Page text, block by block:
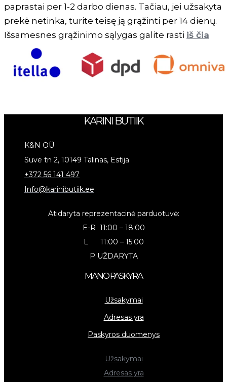
paprastai per 1-2 darbo dienas. Tačiau, jei užsakyta
prekė netinka, turite teisę ją grąžinti per 14 dienų.
Išsamesnes grąžinimo sąlygas galite rasti iš čia
KARINI BUTIIK
K&N OÜ
Suve tn 2, 10149 Talinas, Estija
+372 56 141 497
Info@karinibutiik.ee
Atidaryta reprezentacinė parduotuvė:
E-R 11:00 – 18:00
L 11:00 – 15:00
P UŽDARYTA
MANO PASKYRA
Užsakymai
Adresas yra
Paskyros duomenys
Užsakymai
Adresas yra